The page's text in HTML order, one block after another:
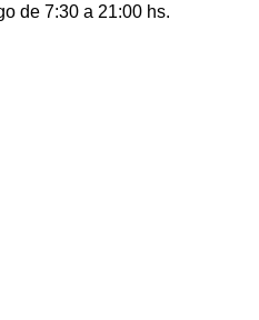
de 7:30 a 21:00 hs.